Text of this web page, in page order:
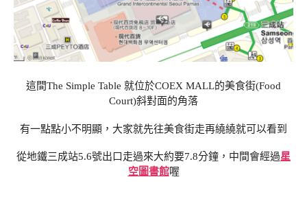
這間The Simple Table 就位於COEX MALL的美食街(Food
Court)斜對面的角落
有一點點小不明顯，大家就先往美食街走再繞繞就可以看到
從地鐵三成站5.6號出口走過來大約要7.8分鐘，中間會經過星
空圖書館喔